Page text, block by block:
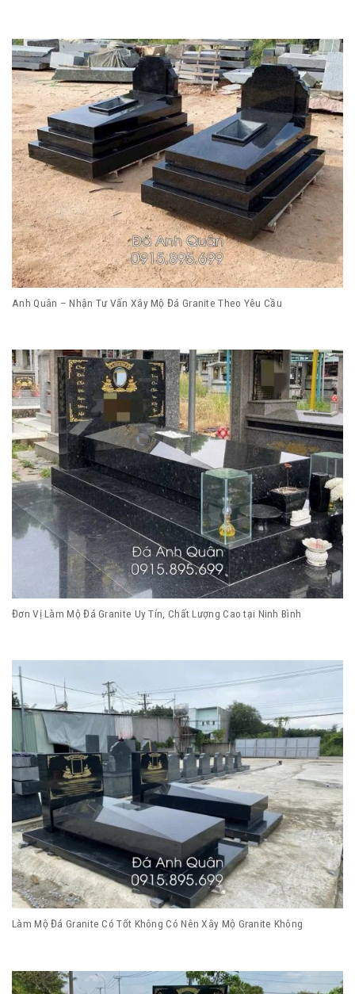
Anh Quân – Nhận Tư Vấn Xây Mộ Đá Granite Theo Yêu Cầu
Đơn Vị Làm Mộ Đá Granite Uy Tín, Chất Lượng Cao tại Ninh Bình
Làm Mộ Đá Granite Có Tốt Không Có Nên Xây Mộ Granite Không